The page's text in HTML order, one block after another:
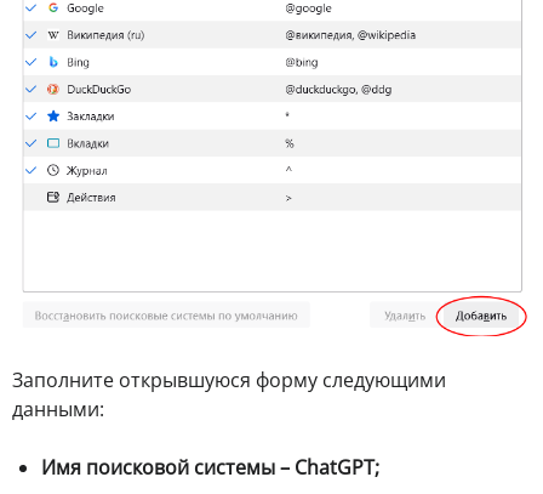
Заполните открывшуюся форму следующими
данными:
Имя поисковой системы – ChatGPT;